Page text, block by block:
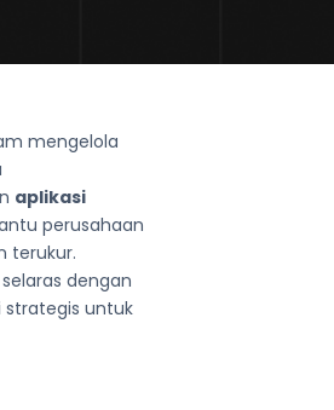
mengelola
aplikasi
perusahaan
terukur.
dengan
strategis untuk